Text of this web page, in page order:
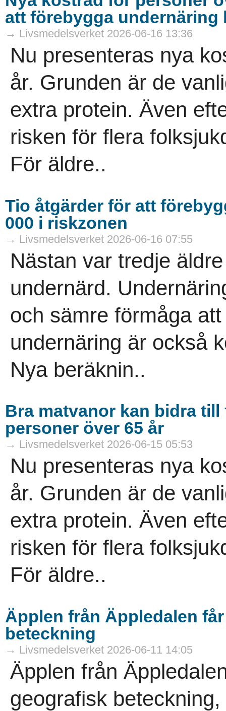
att förebygga undernäring
→ Livsmedelsverket 2026-06-16 13:36
Nu presenteras nya
år. Grunden är de
extra protein. Även
risken för flera
För äldre..
Tio åtgärder för att
000 i riskzonen
→ Livsmedelsverket 2026-06-16 07:55
Nästan var tredje
undernärd.
och sämre förmåga
undernäring är också
Nya beräknin..
Bra matvanor kan bidra
personer över 65 år
→ Livsmedelsverket 2026-06-15 05:53
Nu presenteras nya
år. Grunden är de
extra protein. Även
risken för flera
För äldre..
Äpplen från Äppledalen
beteckning
→ Livsmedelsverket 2026-06-11 14:05
Äpplen från
geografisk